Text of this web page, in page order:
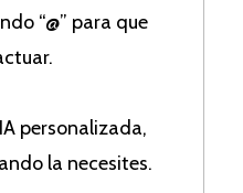
“@” para que
personalizada,
la necesites.